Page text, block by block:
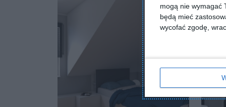
mogą nie wymagać
będą mieć
wycofać zgodę,